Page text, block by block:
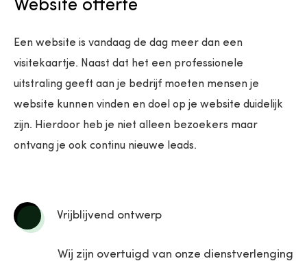
Website offerte
Een website is vandaag de dag meer dan een
visitekaartje. Naast dat het een professionele
uitstraling geeft aan je bedrijf moeten mensen je
website kunnen vinden en doel op je website duidelijk
zijn. Hierdoor heb je niet alleen bezoekers maar
ontvang je ook continu nieuwe leads.
Vrijblijvend ontwerp
Wij zijn overtuigd van onze dienstverlenging